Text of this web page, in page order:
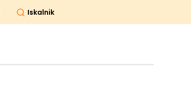
Iskalnik